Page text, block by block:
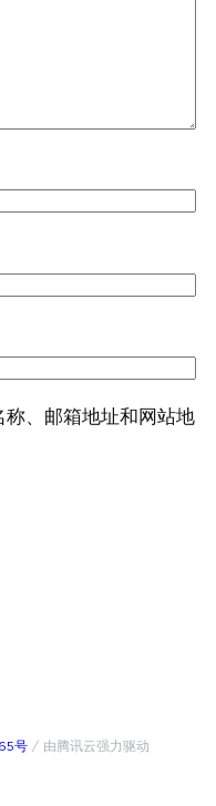
、邮箱地址和网站地
号/ 由腾讯云强力驱动